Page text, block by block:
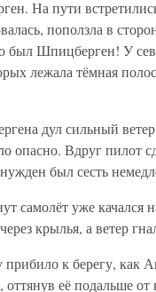
На пути
поползла в
был Шпицберген! У
лежала тёмная
дул сильный
опасно. Вдруг пилот
был сесть
самолёт уже
крылья, а ветер
к берегу, как
её подальше